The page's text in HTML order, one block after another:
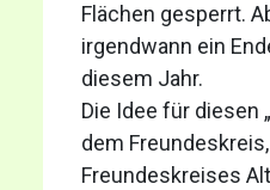
Flächen gesperrt.
irgendwann ein
diesem Jahr.
Die Idee für diesen
dem
Freundeskreises